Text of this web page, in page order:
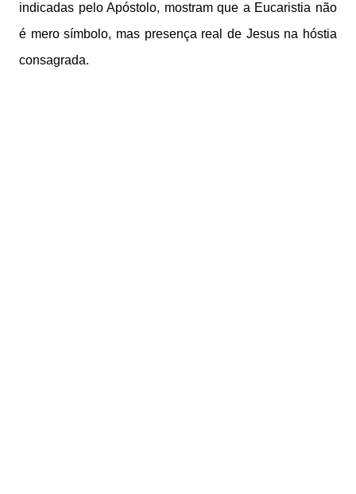
indicadas pelo Apóstolo, mostram que a Eucaristia não
é mero símbolo, mas presença real de Jesus na hóstia
consagrada.